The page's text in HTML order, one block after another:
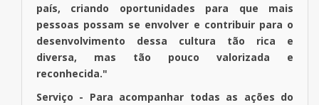
país, criando oportunidades para que mais
pessoas possam se envolver e contribuir para o
desenvolvimento dessa cultura tão rica e
diversa, mas tão pouco valorizada e
reconhecida."
Serviço - Para acompanhar todas as ações do